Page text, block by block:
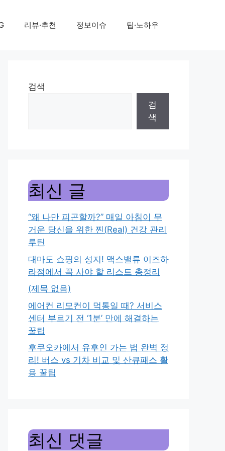
리뷰·추천 정보이슈 팁·노하우
검색
검
색
최신 글
“왜 나만 피곤할까?” 매일 아침이 무
거운 당신을 위한 찐(Real) 건강 관리
루틴
대마도 쇼핑의 성지! 맥스밸류 이즈하
라점에서 꼭 사야 할 리스트 총정리
(제목 없음)
에어컨 리모컨이 먹통일 때? 서비스
센터 부르기 전 ‘1분’ 만에 해결하는
꿀팁
후쿠오카에서 유후인 가는 법 완벽 정
리! 버스 vs 기차 비교 및 산큐패스 활
용 꿀팁
최신 댓글